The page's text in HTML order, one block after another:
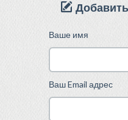
Ваше имя
Ваш Email адрес